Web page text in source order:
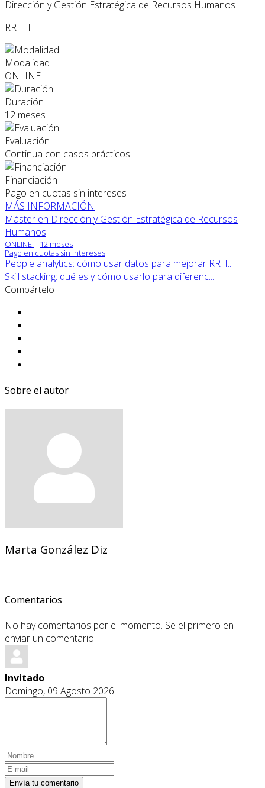
Dirección y Gestión Estratégica de Recursos Humanos
RRHH
Modalidad
ONLINE
Duración
12 meses
Evaluación
Continua con casos prácticos
Financiación
Pago en cuotas sin intereses
MÁS INFORMACIÓN
Máster en Dirección y Gestión Estratégica de Recursos
Humanos
ONLINE
12 meses
Pago en cuotas sin intereses
People analytics: cómo usar datos para mejorar RRH...
Skill stacking: qué es y cómo usarlo para diferenc...
Compártelo
Sobre el autor
Marta González Diz
Comentarios
No hay comentarios por el momento. Se el primero en
enviar un comentario.
Invitado
Domingo, 09 Agosto 2026
Envía tu comentario